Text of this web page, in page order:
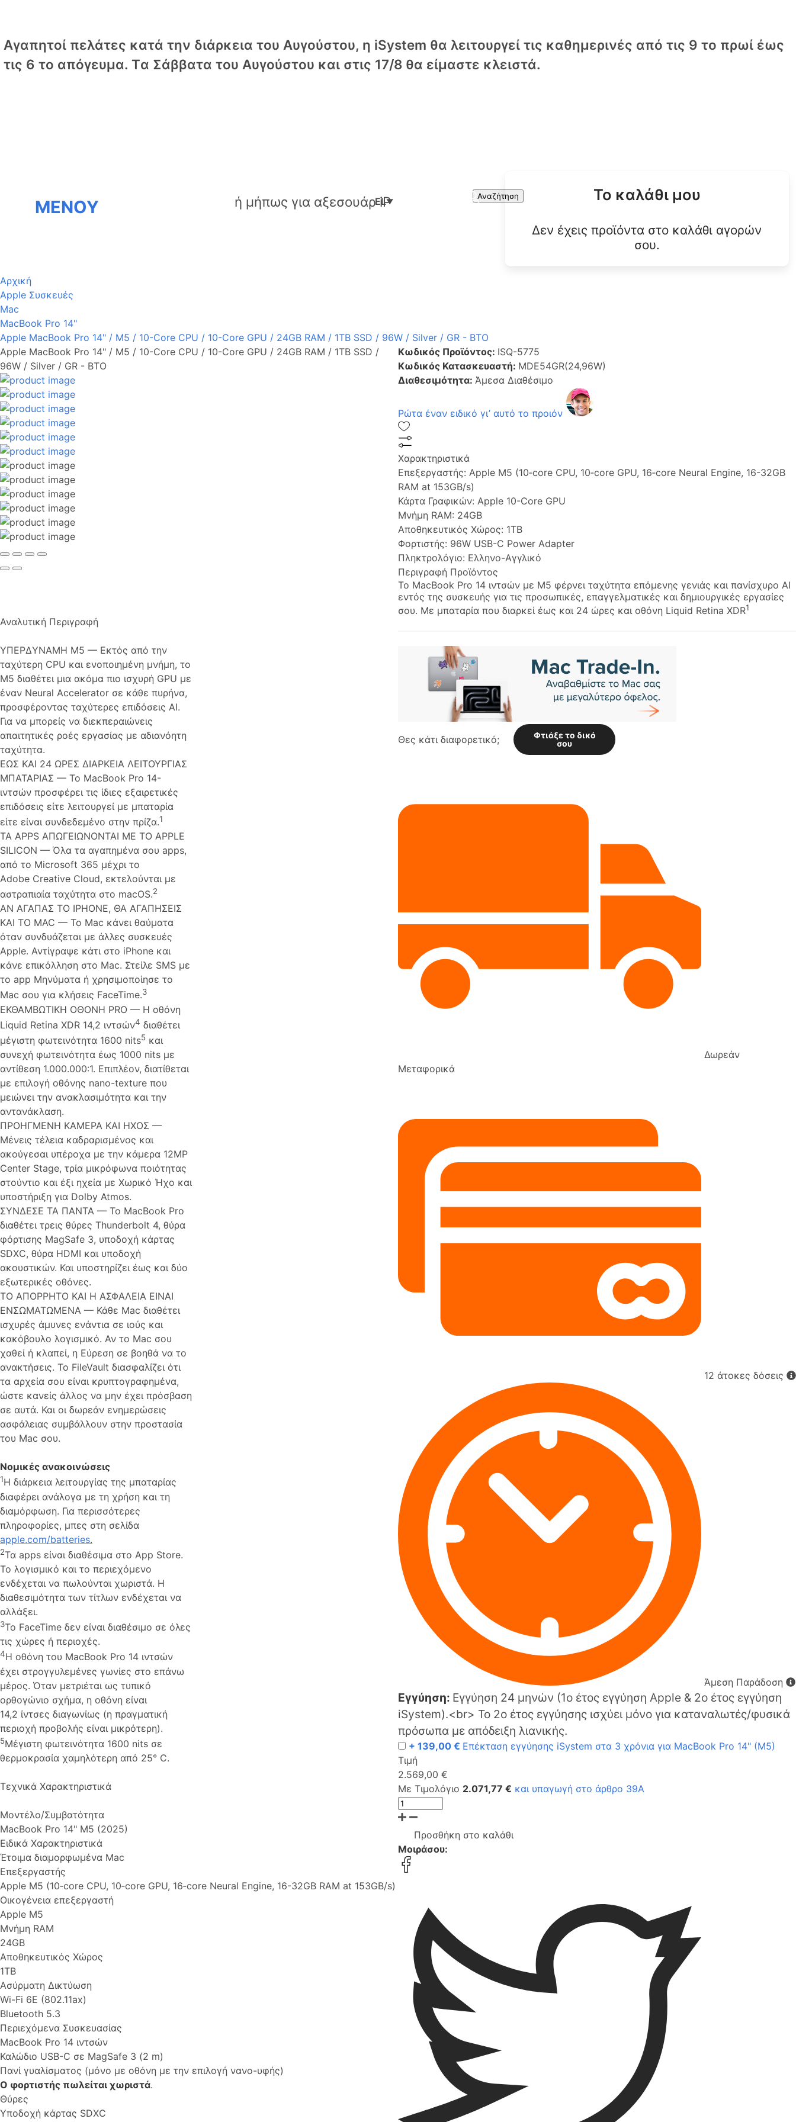
Αγαπητοί πελάτες κατά την διάρκεια του Αυγούστου, η iSystem θα λειτουργεί τις καθημερινές από τις 9 το πρωί έως
τις 6 το απόγευμα. Tα Σάββατα του Αυγούστου και στις 17/8 θα είμαστε κλειστά.
ΜΕΝΟΥ
Search Αναζήτηση
EL▼ Το καλάθι μου
Δεν έχεις προϊόντα στο καλάθι αγορών
σου.
Αρχική
Apple Συσκευές
Mac
MacBook Pro 14"
Apple MacBook Pro 14" / M5 / 10-Core CPU / 10-Core GPU / 24GB RAM / 1TB SSD / 96W / Silver / GR - BTO
Apple MacBook Pro 14" / M5 / 10-Core CPU / 10-Core GPU / 24GB RAM / 1TB SSD /
96W / Silver / GR - BTO
Αναλυτική Περιγραφή
ΥΠΕΡΔΥΝΑΜΗ M5 — Εκτός από την
ταχύτερη CPU και ενοποιημένη μνήμη, το
M5 διαθέτει μια ακόμα πιο ισχυρή GPU με
έναν Neural Accelerator σε κάθε πυρήνα,
προσφέροντας ταχύτερες επιδόσεις AI.
Για να μπορείς να διεκπεραιώνεις
απαιτητικές ροές εργασίας με αδιανόητη
ταχύτητα.
ΕΩΣ ΚΑΙ 24 ΩΡΕΣ ΔΙΑΡΚΕΙΑ ΛΕΙΤΟΥΡΓΙΑΣ
ΜΠΑΤΑΡΙΑΣ — Το MacBook Pro 14-
ιντσών προσφέρει τις ίδιες εξαιρετικές
επιδόσεις είτε λειτουργεί με μπαταρία
είτε είναι συνδεδεμένο στην πρίζα.1
ΤΑ APPS ΑΠΩΓΕΙΩΝΟΝΤΑΙ ΜΕ ΤΟ APPLE
SILICON — Όλα τα αγαπημένα σου apps,
από το Microsoft 365 μέχρι το
Adobe Creative Cloud, εκτελούνται με
αστραπιαία ταχύτητα στο macOS.2
ΑΝ ΑΓΑΠΑΣ ΤΟ IPHONE, ΘΑ ΑΓΑΠΗΣΕΙΣ
ΚΑΙ ΤΟ MAC — Το Mac κάνει θαύματα
όταν συνδυάζεται με άλλες συσκευές
Apple. Αντίγραψε κάτι στο iPhone και
κάνε επικόλληση στο Mac. Στείλε SMS με
το app Μηνύματα ή χρησιμοποίησε το
Mac σου για κλήσεις FaceTime.3
ΕΚΘΑΜΒΩΤΙΚΗ ΟΘΟΝΗ PRO — Η οθόνη
Liquid Retina XDR 14,2 ιντσών4 διαθέτει
μέγιστη φωτεινότητα 1600 nits5 και
συνεχή φωτεινότητα έως 1000 nits με
αντίθεση 1.000.000:1. Επιπλέον, διατίθεται
με επιλογή οθόνης nano-texture που
μειώνει την ανακλασιμότητα και την
αντανάκλαση.
ΠΡΟΗΓΜΕΝΗ ΚΑΜΕΡΑ ΚΑΙ ΗΧΟΣ —
Μένεις τέλεια καδραρισμένος και
ακούγεσαι υπέροχα με την κάμερα 12MP
Center Stage, τρία μικρόφωνα ποιότητας
στούντιο και έξι ηχεία με Χωρικό Ήχο και
υποστήριξη για Dolby Atmos.
ΣΥΝΔΕΣE ΤΑ ΠΑΝΤΑ — Το MacBook Pro
διαθέτει τρεις θύρες Thunderbolt 4, θύρα
φόρτισης MagSafe 3, υποδοχή κάρτας
SDXC, θύρα HDMI και υποδοχή
ακουστικών. Και υποστηρίζει έως και δύο
εξωτερικές οθόνες.
ΤΟ ΑΠΟΡΡΗΤΟ ΚΑΙ Η ΑΣΦΑΛΕΙΑ ΕΙΝΑΙ
ΕΝΣΩΜΑΤΩΜΕΝΑ — Κάθε Mac διαθέτει
ισχυρές άμυνες ενάντια σε ιούς και
κακόβουλο λογισμικό. Αν το Mac σου
χαθεί ή κλαπεί, η Εύρεση σε βοηθά να το
ανακτήσεις. Το FileVault διασφαλίζει ότι
τα αρχεία σου είναι κρυπτογραφημένα,
ώστε κανείς άλλος να μην έχει πρόσβαση
σε αυτά. Και οι δωρεάν ενημερώσεις
ασφάλειας συμβάλλουν στην προστασία
του Mac σου.
Νομικές ανακοινώσεις
1Η διάρκεια λειτουργίας της μπαταρίας
διαφέρει ανάλογα με τη χρήση και τη
διαμόρφωση. Για περισσότερες
πληροφορίες, μπες στη σελίδα
apple.com/batteries.
2Τα apps είναι διαθέσιμα στο App Store.
Το λογισμικό και το περιεχόμενο
ενδέχεται να πωλούνται χωριστά. Η
διαθεσιμότητα των τίτλων ενδέχεται να
αλλάξει.
3Το FaceTime δεν είναι διαθέσιμο σε όλες
τις χώρες ή περιοχές.
4Η οθόνη του MacBook Pro 14 ιντσών
έχει στρογγυλεμένες γωνίες στο επάνω
μέρος. Όταν μετριέται ως τυπικό
ορθογώνιο σχήμα, η οθόνη είναι
14,2 ίντσες διαγωνίως (η πραγματική
περιοχή προβολής είναι μικρότερη).
5Mέγιστη φωτεινότητα 1600 nits σε
θερμοκρασία χαμηλότερη από 25° C.
Τεχνικά Χαρακτηριστικά
Μοντέλο/Συμβατότητα
MacBook Pro 14" M5 (2025)
Ειδικά Χαρακτηριστικά
Έτοιμα διαμορφωμένα Mac
Επεξεργαστής
Apple M5 (10‑core CPU, 10‑core GPU, 16‑core Neural Engine, 16-32GB RAM at 153GB/s)
Οικογένεια επεξεργαστή
Apple M5
Μνήμη RAM
24GB
Αποθηκευτικός Χώρος
1TB
Ασύρματη Δικτύωση
Wi-Fi 6E (802.11ax)
Bluetooth 5.3
Περιεχόμενα Συσκευασίας
MacBook Pro 14 ιντσών
Καλώδιο USB-C σε MagSafe 3 (2 m)
Πανί γυαλίσματος (μόνο με οθόνη με την επιλογή νανο-υφής)
Ο φορτιστής πωλείται χωριστά.
Θύρες
Υποδοχή κάρτας SDXC
Κωδικός Προϊόντος: ISQ-5775
Κωδικός Κατασκευαστή: MDE54GR(24,96W)
Διαθεσιμότητα: Άμεσα Διαθέσιμο
Ρώτα έναν ειδικό γι’ αυτό το προιόν
Χαρακτηριστικά
Επεξεργαστής: Apple M5 (10‑core CPU, 10‑core GPU, 16‑core Neural Engine, 16-32GB
RAM at 153GB/s)
Κάρτα Γραφικών: Apple 10-Core GPU
Μνήμη RAM: 24GB
Αποθηκευτικός Χώρος: 1TB
Φορτιστής: 96W USB-C Power Adapter
Πληκτρολόγιο: Ελληνο-Αγγλικό
Περιγραφή Προϊόντος
Το MacBook Pro 14 ιντσών με M5 φέρνει ταχύτητα επόμενης γενιάς και πανίσχυρο AI
εντός της συσκευής για τις προσωπικές, επαγγελματικές και δημιουργικές εργασίες
σου. Με μπαταρία που διαρκεί έως και 24 ώρες και οθόνη Liquid Retina XDR1
Θες κάτι διαφορετικό;
Φτιάξε το δικό
σου
Δωρεάν
Μεταφορικά
12 άτοκες δόσεις
Άμεση Παράδοση
Εγγύηση: Εγγύηση 24 μηνών (1o έτος εγγύηση Apple & 2ο έτος εγγύηση
iSystem).<br> Το 2ο έτος εγγύησης ισχύει μόνο για καταναλωτές/φυσικά
πρόσωπα με απόδειξη λιανικής.
+ 139,00 € Επέκταση εγγύησης iSystem στα 3 χρόνια για MacBook Pro 14" (M5)
Τιμή
2.569,00 €
Με Τιμολόγιο 2.071,77 € και υπαγωγή στο άρθρο 39Α
Προσθήκη στο καλάθι
Μοιράσου: